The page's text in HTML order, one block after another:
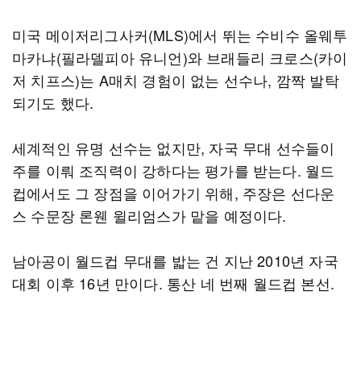
미국 메이저리그사커(MLS)에서 뛰는 수비수 올웨투
마카냐(필라델피아 유니언)와 브래들리 크로스(카이
저 치프스)는 A매치 경험이 없는 선수나, 깜짝 발탁
되기도 했다.
세계적인 유명 선수는 없지만, 자국 무대 선수들이
주를 이뤄 조직력이 강하다는 평가를 받는다. 월드
컵에서도 그 장점을 이어가기 위해, 주장은 선다운
스 수문장 론웬 윌리엄스가 맡을 예정이다.
남아공이 월드컵 무대를 밟는 건 지난 2010년 자국
대회 이후 16년 만이다. 통산 네 번째 월드컵 본선.